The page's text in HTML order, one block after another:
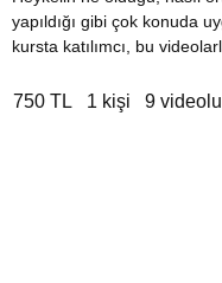
yapıldığı gibi çok konuda
kursta katılımcı, bu
750 TL 1 kişi 9